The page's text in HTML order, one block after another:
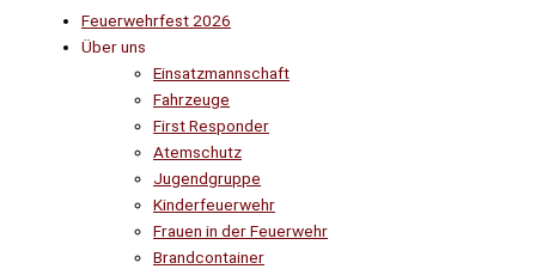
Feuerwehrfest 2026
Über uns
Einsatzmannschaft
Fahrzeuge
First Responder
Atemschutz
Jugendgruppe
Kinderfeuerwehr
Frauen in der Feuerwehr
Brandcontainer